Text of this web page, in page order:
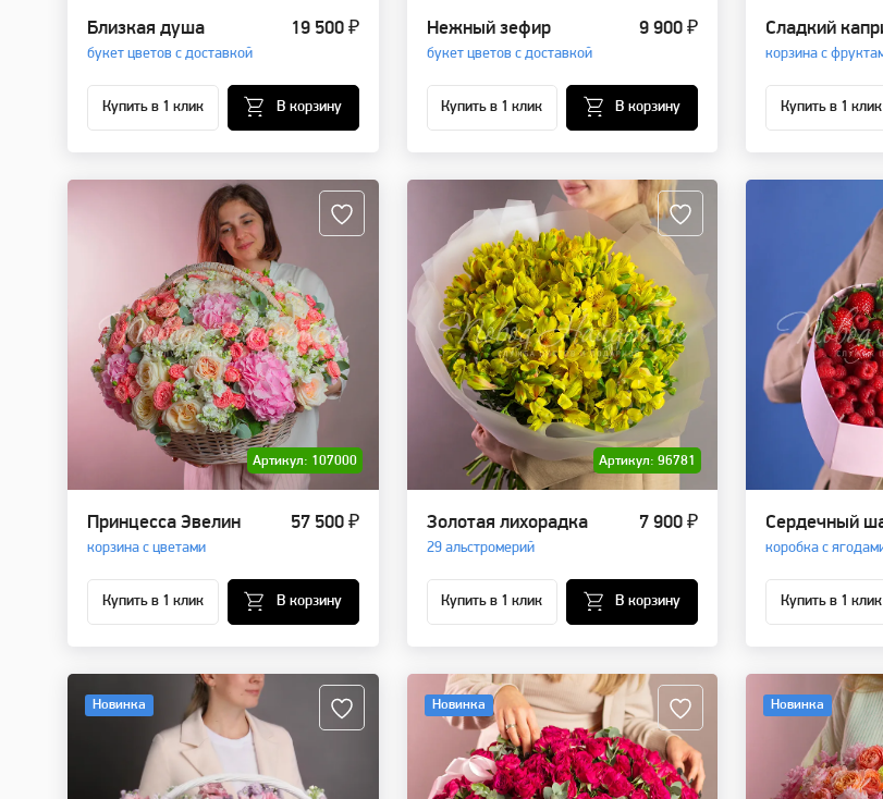
Близкая душа
букет цветов с доставкой
19 500 ₽
Купить в 1 клик В корзину
Нежный зефир
букет цветов с доставкой
9 900 ₽
Купить в 1 клик В корзину
Сладкий
корзина с
Купить в 1 клик
Артикул: 107000
Принцесса Эвелин
корзина с цветами
57 500 ₽
Купить в 1 клик В корзину
Артикул: 96781
Золотая лихорадка
29 альстромерий
7 900 ₽
Купить в 1 клик В корзину
Сердечный
коробка с
Купить в 1 клик
Новинка Новинка Новинка